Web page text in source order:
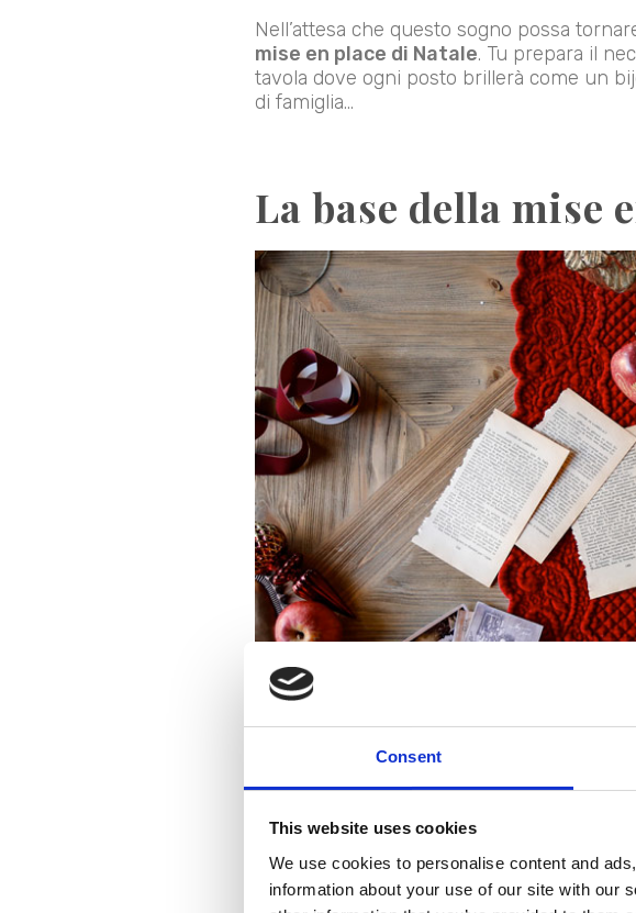
Consent
This website uses cookies
We use cookies to personalise content and
information about your use of our site with our
Nell’attesa che questo sogno possa
mise en place di Natale. Tu prepara il
tavola dove ogni posto brillerà come un
di famiglia…
La base della mise